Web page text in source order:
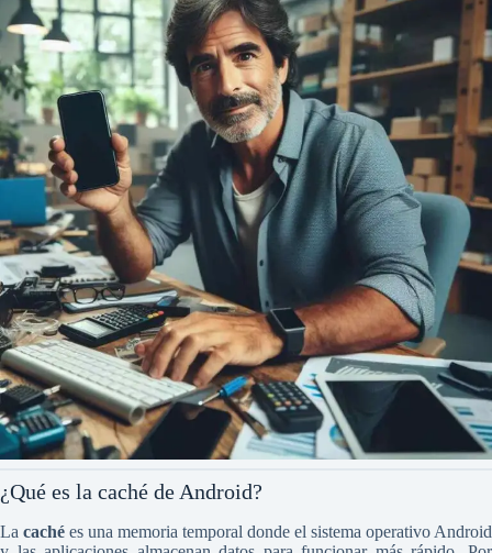
¿Qué es la caché de Android?
La caché es una memoria temporal donde el sistema operativo Android